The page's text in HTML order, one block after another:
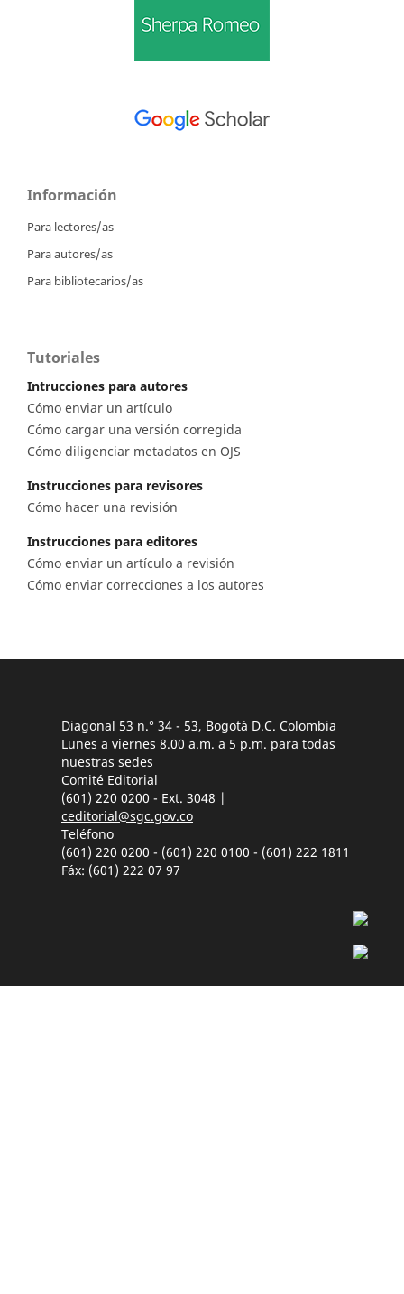
Información
Para lectores/as
Para autores/as
Para bibliotecarios/as
Tutoriales
Intrucciones para autores
Cómo enviar un artículo
Cómo cargar una versión corregida
Cómo diligenciar metadatos en OJS
Instrucciones para revisores
Cómo hacer una revisión
Instrucciones para editores
Cómo enviar un artículo a revisión
Cómo enviar correcciones a los autores
Diagonal 53 n.° 34 - 53, Bogotá D.C. Colombia
Lunes a viernes 8.00 a.m. a 5 p.m. para todas
nuestras sedes
Comité Editorial
(601) 220 0200 - Ext. 3048 |
ceditorial@sgc.gov.co
Teléfono
(601) 220 0200 - (601) 220 0100 - (601) 222 1811
Fáx: (601) 222 07 97